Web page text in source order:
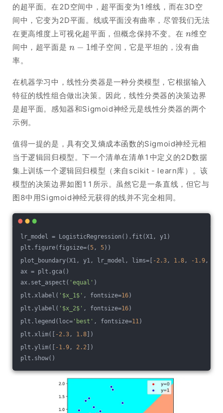
的超平面。在2D空间中，超平面变为1维线，而在3D空
间中，它变为2D平面。线或平面没有曲率，尽管我们无法
在更高维度上可视化超平面，但概念保持不变。在
维空
间中，超平面是
维子空间，它是平坦的，没有曲
率。
在机器学习中，线性分类器是一种分类模型，它根据输入
特征的线性组合做出决策。因此，线性分类器的决策边界
是超平面。感知器和Sigmoid神经元是线性分类器的两个
示例。
值得一提的是，具有交叉熵成本函数的Sigmoid神经元相
当于逻辑回归模型。下一个清单在清单1中定义的2D数据
集上训练一个逻辑回归模型（来自scikit - learn库）。该
模型的决策边界如图11所示。虽然它是一条直线，但它与
图8中用Sigmoid神经元获得的线并不完全相同。
lr_model = LogisticRegression().fit(X1, y1)
plt.figure(figsize=(5, 5))
plot_boundary(X1, y1, lr_model, lims=[
-2.3, 1.8, -1.9,
ax = plt.gca()
ax.set_aspect( 'equal' )
plt.xlabel( '$x_1$' , fontsize=16)
plt.ylabel( '$x_2$' , fontsize=16)
plt.legend(loc= 'best' , fontsize=11)
plt.xlim([
-2.3, 1.8 ])
plt.ylim([
-1.9, 2.2 ])
plt.show()